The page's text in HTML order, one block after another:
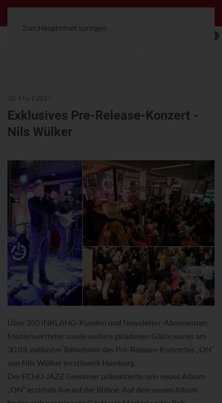
Zum Hauptinhalt springen
0
30. März 2017
Exklusives Pre-Release-Konzert -
Nils Wülker
Über 350 INKLANG-Kunden und Newsletter-Abonnenten,
Medienvertreter sowie weitere geladenen Gäste waren am
30.03. exklusive Teilnehmer des Pre-Release-Konzertes „ON“
von Nils Wülker im stilwerk Hamburg.
Der ECHO JAZZ Gewinner präsentierte sein neues Album
„ON“ erstmals live auf der Bühne. Auf dem neuen Album